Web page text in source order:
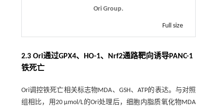
Ori Group.
Full size
2.3 Ori通过GPX4、HO-1、Nrf2通路靶向诱导PANC-1
铁死亡
Ori调控铁死亡相关标志物MDA、GSH、ATP的表达。与对照
组相比，用20 µmol/L的Ori处理后，细胞内脂质氧化物MDA